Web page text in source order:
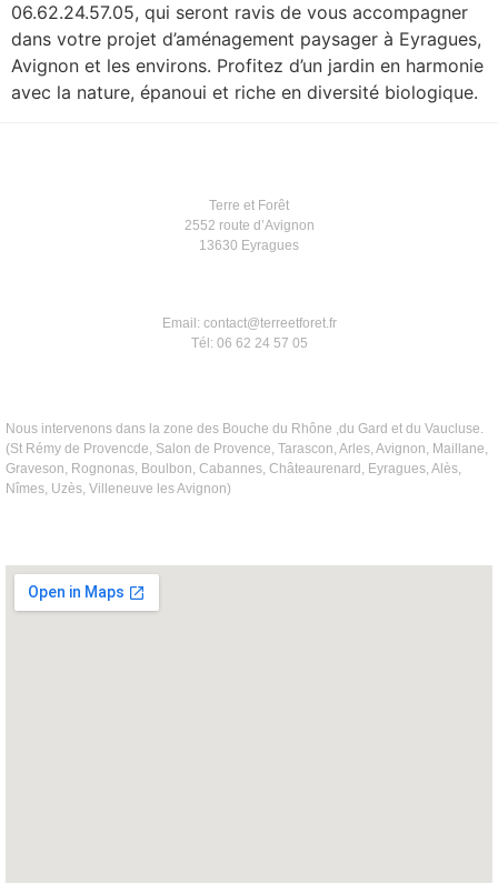
06.62.24.57.05, qui seront ravis de vous accompagner
dans votre projet d’aménagement paysager à Eyragues,
Avignon et les environs. Profitez d’un jardin en harmonie
avec la nature, épanoui et riche en diversité biologique.
Terre et Forêt
2552 route d’Avignon
13630 Eyragues
Email: contact@terreetforet.fr
Tél: 06 62 24 57 05
Nous intervenons dans la zone des Bouche du Rhône ,du Gard et du Vaucluse.
(St Rémy de Provencde, Salon de Provence, Tarascon, Arles, Avignon, Maillane,
Graveson, Rognonas, Boulbon, Cabannes, Châteaurenard, Eyragues, Alès,
Nîmes, Uzès, Villeneuve les Avignon)